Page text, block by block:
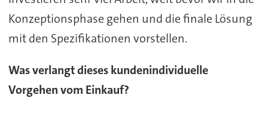
Konzeptionsphase gehen und die finale Lösung
mit den Spezifikationen vorstellen.
Was verlangt dieses kundenindividuelle
Vorgehen vom Einkauf?